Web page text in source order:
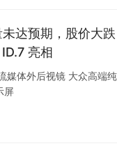
达预期，股价大
亮相
媒体外后视镜 大众高端
屏